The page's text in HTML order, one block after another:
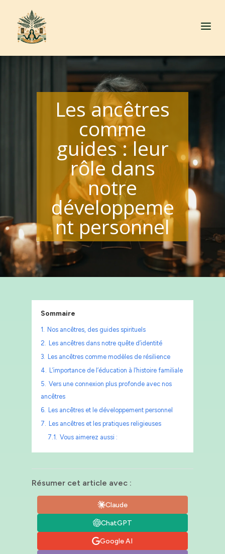
a
Les ancêtres
comme
guides : leur
rôle dans
notre
développeme
nt personnel
Sommaire
1. Nos ancêtres, des guides spirituels
2. Les ancêtres dans notre quête d’identité
3. Les ancêtres comme modèles de résilience
4. L’importance de l’éducation à l’histoire familiale
5. Vers une connexion plus profonde avec nos
ancêtres
6. Les ancêtres et le développement personnel
7. Les ancêtres et les pratiques religieuses
7.1. Vous aimerez aussi :
Résumer cet article avec :
Claude
ChatGPT
Google AI